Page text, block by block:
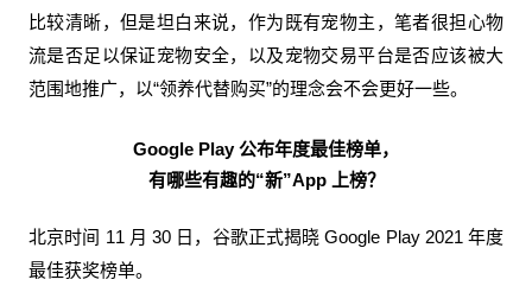
比较清晰，但是坦白来说，作为既有宠物主，笔者很担心物
流是否足以保证宠物安全，以及宠物交易平台是否应该被大
范围地推广，以“领养代替购买”的理念会不会更好一些。
Google Play 公布年度最佳榜单，
有哪些有趣的“新”App 上榜？
北京时间 11 月 30 日，谷歌正式揭晓 Google Play 2021 年度
最佳获奖榜单。